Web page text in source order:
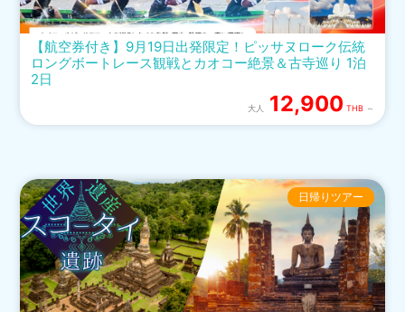
【航空券付き】9月19日出発限定！ピッサヌローク伝統
ロングボートレース観戦とカオコー絶景＆古寺巡り 1泊
2日
大人 12,900 THB ～
日帰りツアー